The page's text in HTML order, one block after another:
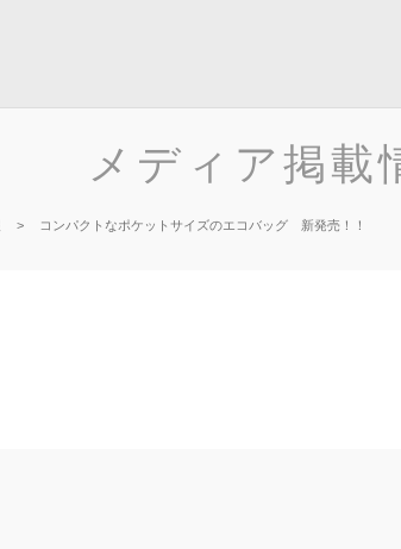
メディア掲載
コンパクトなポケットサイズのエコバッグ 新発売！！